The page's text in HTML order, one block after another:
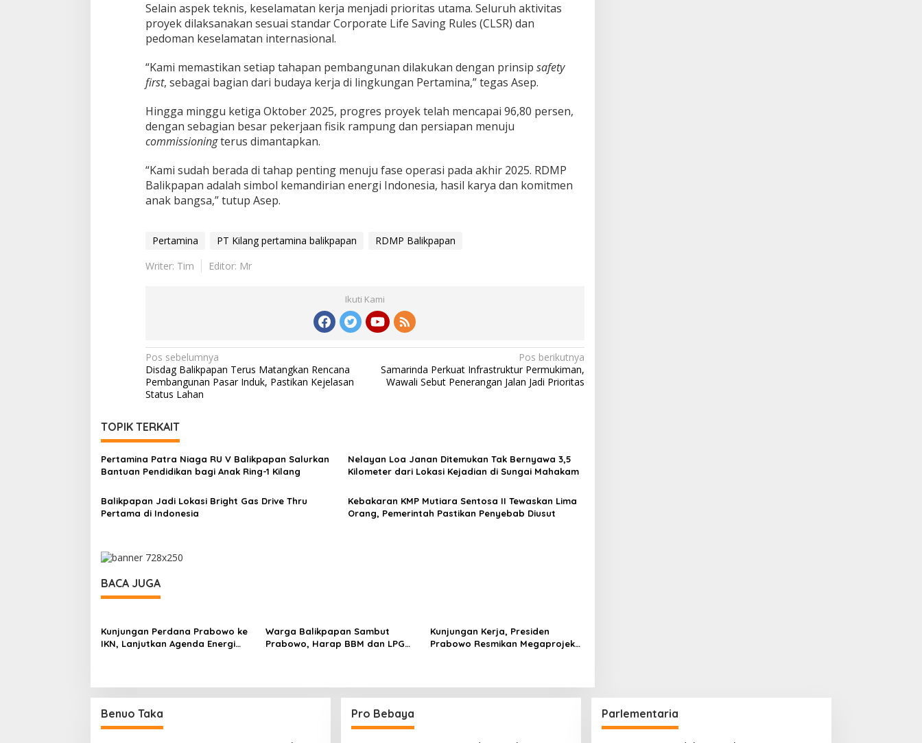
Selain aspek teknis, keselamatan kerja menjadi prioritas utama. Seluruh aktivitas
proyek dilaksanakan sesuai standar Corporate Life Saving Rules (CLSR) dan
pedoman keselamatan internasional.
“Kami memastikan setiap tahapan pembangunan dilakukan dengan prinsip safety
first, sebagai bagian dari budaya kerja di lingkungan Pertamina,” tegas Asep.
Hingga minggu ketiga Oktober 2025, progres proyek telah mencapai 96,80 persen,
dengan sebagian besar pekerjaan fisik rampung dan persiapan menuju
commissioningterus dimantapkan.
“Kami sudah berada di tahap penting menuju fase operasi pada akhir 2025. RDMP
Balikpapan adalah simbol kemandirian energi Indonesia, hasil karya dan komitmen
anak bangsa,” tutup Asep.
Pertamina PT Kilang pertamina balikpapan
RDMP Balikpapan
Writer: Tim
Editor: Mr
Ikuti Kami
Navigasi
pos
Pos sebelumnya
Disdag Balikpapan Terus Matangkan Rencana
Pembangunan Pasar Induk, Pastikan Kejelasan
Status Lahan
Pos berikutnya
Samarinda Perkuat Infrastruktur Permukiman,
Wawali Sebut Penerangan Jalan Jadi Prioritas
TOPIK TERKAIT
Pertamina Patra Niaga RU V Balikpapan Salurkan
Bantuan Pendidikan bagi Anak Ring-1 Kilang
Nelayan Loa Janan Ditemukan Tak Bernyawa 3,5
Kilometer dari Lokasi Kejadian di Sungai Mahakam
Balikpapan Jadi Lokasi Bright Gas Drive Thru
Pertama di Indonesia
Kebakaran KMP Mutiara Sentosa II Tewaskan Lima
Orang, Pemerintah Pastikan Penyebab Diusut
BACA JUGA
Kunjungan Perdana Prabowo ke
IKN, Lanjutkan Agenda Energi
Warga Balikpapan Sambut
Prabowo, Harap BBM dan LPG
Kunjungan Kerja, Presiden
Prabowo Resmikan Megaprojek
Benuo Taka Pro Bebaya Parlementaria